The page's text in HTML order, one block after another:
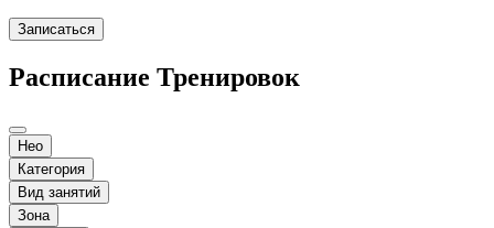
Записаться
Расписание Тренировок
Нео
Категория
Вид занятий
Зона